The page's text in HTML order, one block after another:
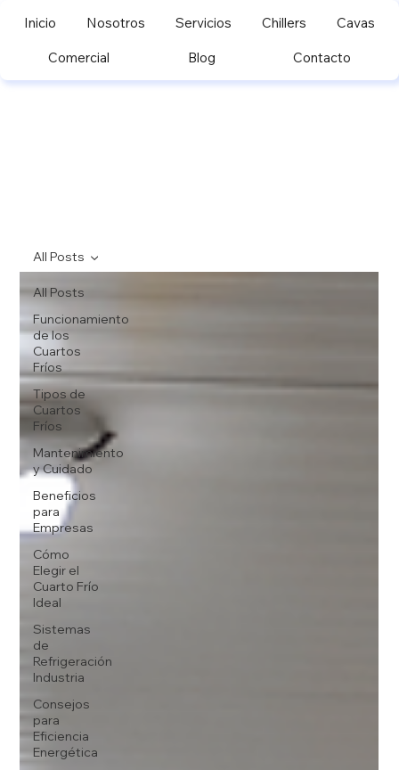
Inicio Nosotros Servicios Chillers Cavas
Comercial Blog Contacto
All Posts
Funcionamiento
de los
Cuartos
Fríos
Tipos de
Cuartos
Fríos
Mantenimiento
y Cuidado
Beneficios
para
Empresas
Cómo
Elegir el
Cuarto Frío
Ideal
Sistemas
de
Refrigeración
Industria
Consejos
para
Eficiencia
Energética
All Posts